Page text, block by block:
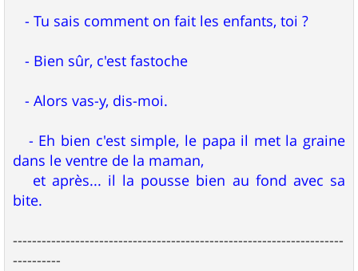
- Tu sais comment on fait les enfants, toi ?
- Bien sûr, c'est fastoche
- Alors vas-y, dis-moi.
- Eh bien c'est simple, le papa il met la graine
dans le ventre de la maman,
et après... il la pousse bien au fond avec sa
bite.
---------------------------------------------------------------------
----------